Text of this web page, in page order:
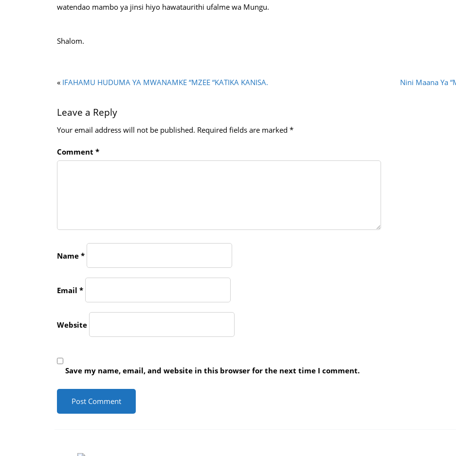
watendao mambo ya jinsi hiyo hawataurithi ufalme wa Mungu.
Shalom.
« IFAHAMU HUDUMA YA MWANAMKE “MZEE “KATIKA KANISA. Nini Maana Ya
Leave a Reply
Your email address will not be published. Required fields are marked *
Comment *
Name *
Email *
Website
Save my name, email, and website in this browser for the next time I comment.